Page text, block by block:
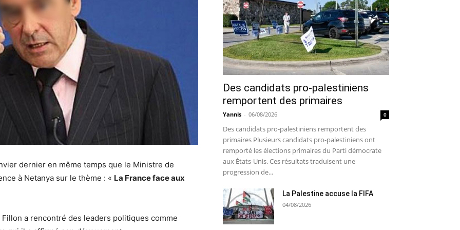
dernier en même temps que le Ministre de
à Netanya sur le thème : « La France face aux
a rencontré des leaders politiques comme
Des candidats pro-palestiniens
remportent des primaires
Yannis - 06/08/2026 0
Des candidats pro-palestiniens remportent des
primaires Plusieurs candidats pro-palestiniens ont
remporté les élections primaires du Parti démocrate
aux États-Unis. Ces résultats traduisent une
progression de...
La Palestine accuse la FIFA
04/08/2026